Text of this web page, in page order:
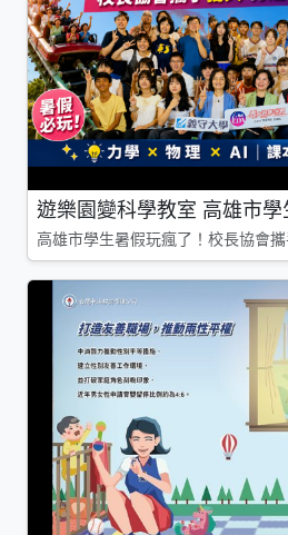
遊樂園變科學教室 高雄市學
高雄市學生暑假玩瘋了！校長協會